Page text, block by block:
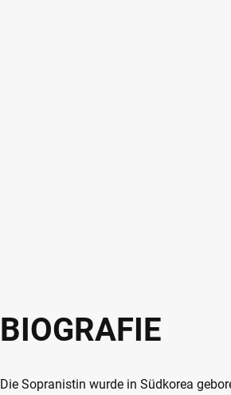
BIOGRAFIE
Die Sopranistin wurde in Südkorea